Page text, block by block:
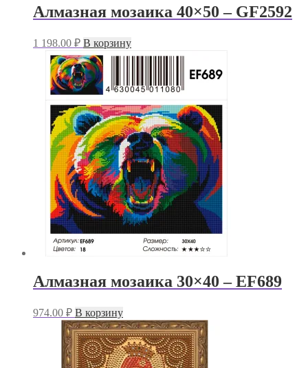
Алмазная мозаика 40×50 – GF2592
1 198.00 ₽ В корзину
Алмазная мозаика 30×40 – EF689
974.00 ₽ В корзину